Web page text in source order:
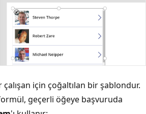
için çoğaltılan bir şablondur.
geçerli öğeye başvuruda